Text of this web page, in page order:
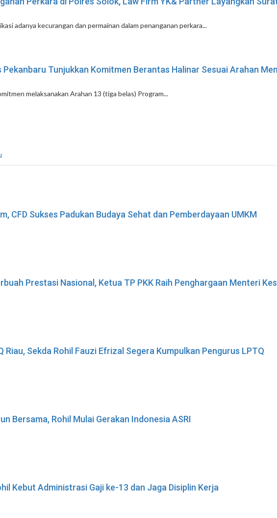
adanya kecurangan dan permainan dalam penanganan perkara...
Tunjukkan Komitmen Berantas Halinar Sesuai Arahan
melaksanakan Arahan 13 (tiga belas) Program...
CFD Sukses Padukan Budaya Sehat dan Pemberdayaan UMKM
Prestasi Nasional, Ketua TP PKK Raih Penghargaan Menteri
Sekda Rohil Fauzi Efrizal Segera Kumpulkan Pengurus LPTQ
Bersama, Rohil Mulai Gerakan Indonesia ASRI
Kebut Administrasi Gaji ke-13 dan Jaga Disiplin Kerja